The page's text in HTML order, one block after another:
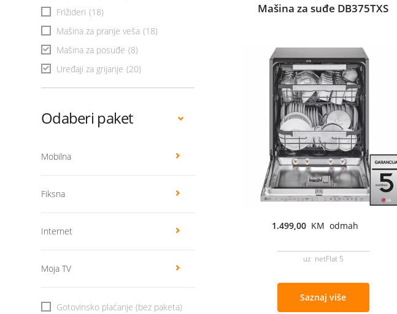
Frižideri (18)
Mašina za pranje veša (18)
Mašina za posuđe (8)
Uređaji za grijanje (20)
Odaberi paket
Mobilna
Fiksna
Internet
Moja TV
Gotovinsko plaćanje (bez paketa)
Mašina za suđe DB375TXS
1.499,00 KM odmah
uz netFlat 5
Saznaj više